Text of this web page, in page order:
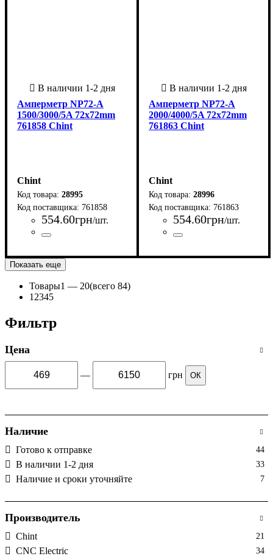
Амперметр NP72-A
1500/3000/5A 72x72mm
761858 Chint
Chint
28995
761858
554.60грн/шт.
Амперметр NP72-A
2000/4000/5A 72x72mm
761863 Chint
Chint
28996
761863
554.60грн/шт.
Показать еще
Товары1 — 20(всего 84)
1 2345
Фильтр
Цена
— грн ОК
Наличие
Готово к отправке 44
В наличии 1-2 дня 33
Наличие и сроки уточняйте 7
Производитель
Chint 21
CNC Electric 34